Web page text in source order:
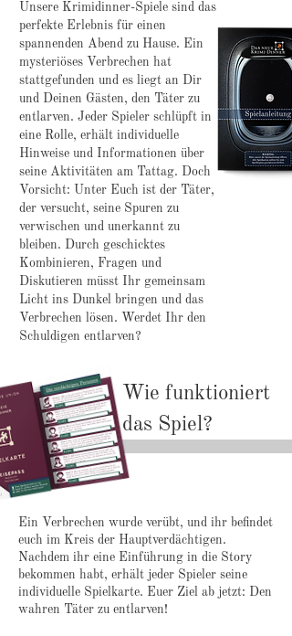
Unsere Krimidinner-Spiele sind das
perfekte Erlebnis für einen
spannenden Abend zu Hause. Ein
mysteriöses Verbrechen hat
stattgefunden und es liegt an Dir
und Deinen Gästen, den Täter zu
entlarven. Jeder Spieler schlüpft in
eine Rolle, erhält individuelle
Hinweise und Informationen über
seine Aktivitäten am Tattag. Doch
Vorsicht: Unter Euch ist der Täter,
der versucht, seine Spuren zu
verwischen und unerkannt zu
bleiben. Durch geschicktes
Kombinieren, Fragen und
Diskutieren müsst Ihr gemeinsam
Licht ins Dunkel bringen und das
Verbrechen lösen. Werdet Ihr den
Schuldigen entlarven?
Wie funktioniert
das Spiel?
Ein Verbrechen wurde verübt, und ihr befindet
euch im Kreis der Hauptverdächtigen.
Nachdem ihr eine Einführung in die Story
bekommen habt, erhält jeder Spieler seine
individuelle Spielkarte. Euer Ziel ab jetzt: Den
wahren Täter zu entlarven!